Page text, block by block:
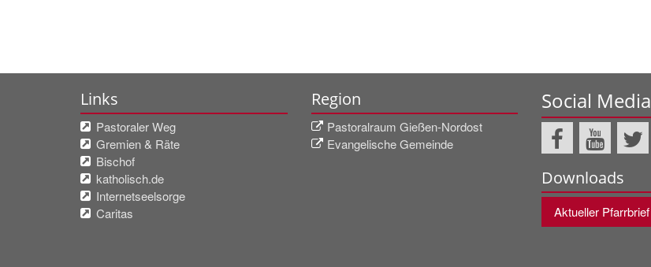
Links
Pastoraler Weg
Gremien & Räte
Bischof
katholisch.de
Internetseelsorge
Caritas
Region
Pastoralraum Gießen-Nordost
Evangelische Gemeinde
Social Media
Downloads
Aktueller Pfarrbrief